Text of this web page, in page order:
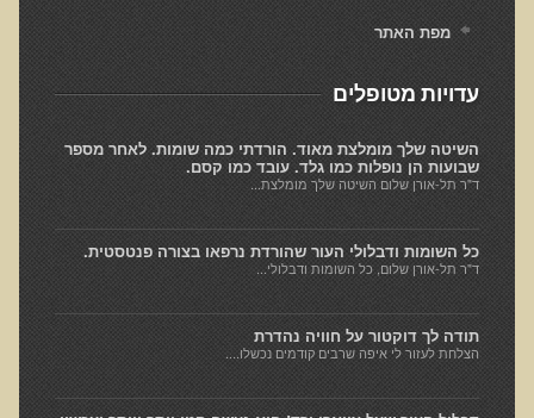
Raw Cacao
Gluten Sensitivity
Green Savouries
Novadermy - Facial Rejuvination
Chronic Fatigue Syndrome
The Raw Food Diet
Organic Acid Test
Meat
Fibromyalgia
Depression
מפת האתר
עדויות מטופלים
השיטה שלך מומלצת מאוד. הורדתי כמה שומות. לאחר מספר
שבועות הן נופלות כמו גלד. עובד כמו קסם.
ד"ר תל-אורן שלום השיטה שלך מומלצת...
כל השומות ודבלולי העור שהורדת נרפאו בצורה פנטסטית.
ד"ר תל-אורן שלום, כל השומות ודבלולי...
תודה לך דוקטור על חוויה נהדרת
הצלחת לעזור לי איפה שרבים קודמים נכשלו....